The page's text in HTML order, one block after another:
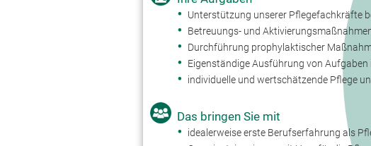
Unterstützung unserer Pflegefachkräfte
Betreuungs- und
Durchführung prophylaktischer
Eigenständige Ausführung von
individuelle und wertschätzende Pflege
Das bringen Sie mit
idealerweise erste Berufserfahrung als